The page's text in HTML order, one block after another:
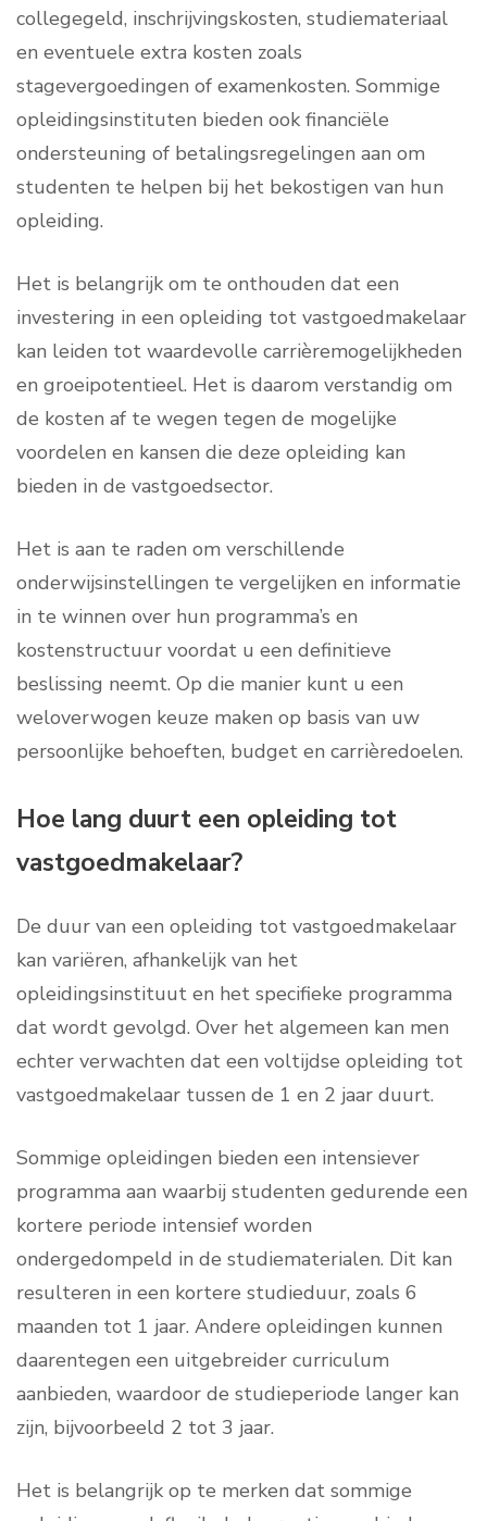
collegegeld, inschrijvingskosten, studiemateriaal
en eventuele extra kosten zoals
stagevergoedingen of examenkosten. Sommige
opleidingsinstituten bieden ook financiële
ondersteuning of betalingsregelingen aan om
studenten te helpen bij het bekostigen van hun
opleiding.
Het is belangrijk om te onthouden dat een
investering in een opleiding tot vastgoedmakelaar
kan leiden tot waardevolle carrièremogelijkheden
en groeipotentieel. Het is daarom verstandig om
de kosten af te wegen tegen de mogelijke
voordelen en kansen die deze opleiding kan
bieden in de vastgoedsector.
Het is aan te raden om verschillende
onderwijsinstellingen te vergelijken en informatie
in te winnen over hun programma’s en
kostenstructuur voordat u een definitieve
beslissing neemt. Op die manier kunt u een
weloverwogen keuze maken op basis van uw
persoonlijke behoeften, budget en carrièredoelen.
Hoe lang duurt een opleiding tot
vastgoedmakelaar?
De duur van een opleiding tot vastgoedmakelaar
kan variëren, afhankelijk van het
opleidingsinstituut en het specifieke programma
dat wordt gevolgd. Over het algemeen kan men
echter verwachten dat een voltijdse opleiding tot
vastgoedmakelaar tussen de 1 en 2 jaar duurt.
Sommige opleidingen bieden een intensiever
programma aan waarbij studenten gedurende een
kortere periode intensief worden
ondergedompeld in de studiematerialen. Dit kan
resulteren in een kortere studieduur, zoals 6
maanden tot 1 jaar. Andere opleidingen kunnen
daarentegen een uitgebreider curriculum
aanbieden, waardoor de studieperiode langer kan
zijn, bijvoorbeeld 2 tot 3 jaar.
Het is belangrijk op te merken dat sommige